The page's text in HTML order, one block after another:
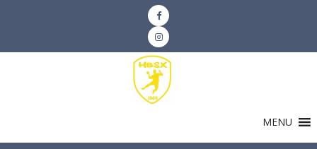
MENU